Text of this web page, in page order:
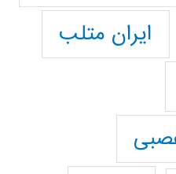
ایران متلب